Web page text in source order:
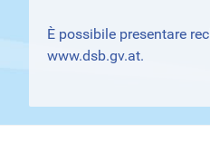
È possibile presentare
www.dsb.gv.at.